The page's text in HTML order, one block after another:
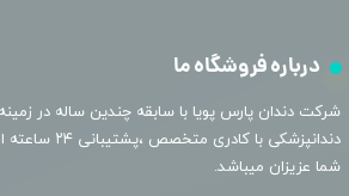
درباره فروشگاه ما
​شرکت دندان پارس پویا با سابقه چندین ساله در
دندانپزشکی با
شما عزیزان میباشد.